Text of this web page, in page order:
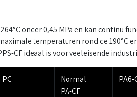
onder 0,45 MPa en kan continu
temperaturen rond de 190°C
CF ideaal is voor veeleisende
PC
Normal
PA-CF
PA6-